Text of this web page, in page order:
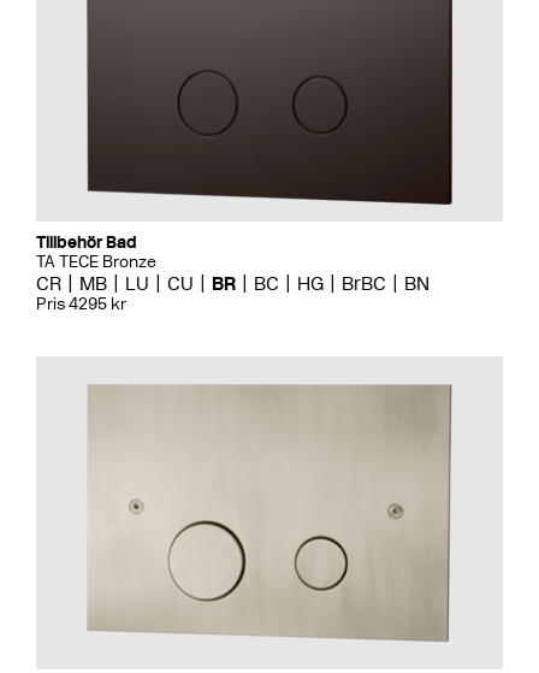
Tillbehör Bad
TA TECE Bronze
CR MB LU CU BR BC HG BrBC BN
Pris 4295 kr